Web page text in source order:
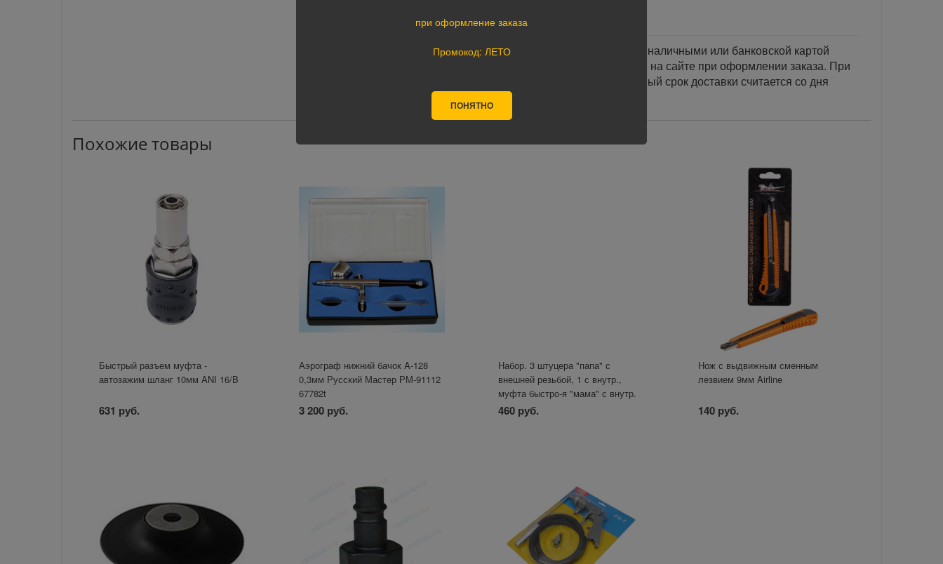
Оплата
Оплата заказа осуществляется наличными или банковской картой
курьеру при получении, а также на сайте при оформлении заказа. При
оплате картой на сайте указанный срок доставки считается со дня
поступления оплаты.
Похожие товары
Быстрый разъем муфта -
автозажим шланг 10мм ANI 16/B
631 руб.
Аэрограф нижний бачок A-128
0,3мм Русский Мастер РМ-91112
67782t
3 200 руб.
Набор. 3 штуцера "папа" с
внешней резьбой, 1 с внутр.,
муфта быстро-я "мама" с внутр.
рез. ZIP LAB
460 руб.
Нож с выдвижным сменным
лезвием 9мм Airline
140 руб.
при оформление заказа
Промокод: ЛЕТО
ПОНЯТНО